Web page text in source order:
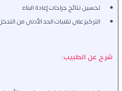
تحسين نتائج جراحات إعادة البناء
التركيز على تقنيات الحد الأدنى من
شرح عن الطبيب: